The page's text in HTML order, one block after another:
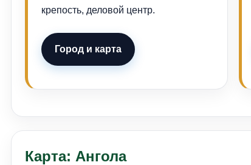
крепость, деловой центр.
Город и карта
Карта: Ангола